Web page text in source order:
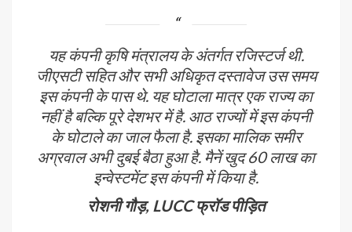
यह कंपनी कृषि मंत्रालय के अंतर्गत रजिस्टर्ज थी.
जीएसटी सहित और सभी अधिकृत दस्तावेज उस समय
इस कंपनी के पास थे. यह घोटाला मात्र एक राज्य का
नहीं है बल्कि पूरे देशभर में है. आठ राज्यों में इस कंपनी
के घोटाले का जाल फैला है. इसका मालिक समीर
अग्रवाल अभी दुबई बैठा हुआ है. मैनें खुद 60 लाख का
इन्वेस्टमेंट इस कंपनी में किया है.
रोशनी गौड़, LUCC फ्रॉड पीड़ित